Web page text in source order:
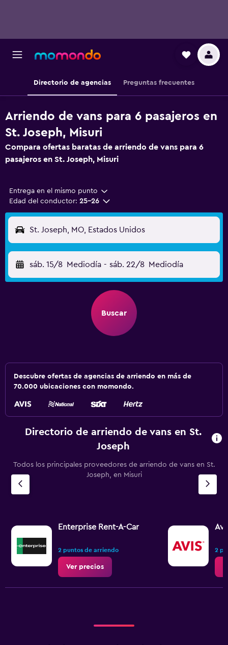
Directorio de agencias Preguntas frecuentes
Arriendo de vans para 6 pasajeros en
St. Joseph, Misuri
Compara ofertas baratas de arriendo de vans para 6
pasajeros en St. Joseph, Misuri
Entrega en el mismo punto
Edad del conductor: 25-26
St. Joseph, MO, Estados Unidos
sáb. 15/8 Mediodía - sáb. 22/8 Mediodía
Buscar
Descubre ofertas de agencias de arriendo en más de
70.000 ubicaciones con momondo.
Directorio de arriendo de vans en St.
Joseph
Todos los principales proveedores de arriendo de vans en St.
Joseph, en Misuri
Enterprise Rent-A-Car
2 puntos de arriendo
Ver precios
2